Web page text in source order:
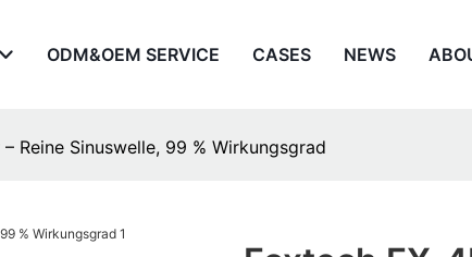
ODM&OEM SERVICE CASES NEWS
Reine Sinuswelle, 99 % Wirkungsgrad